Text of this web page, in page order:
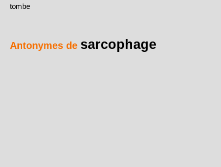
tombe
Antonymes de sarcophage